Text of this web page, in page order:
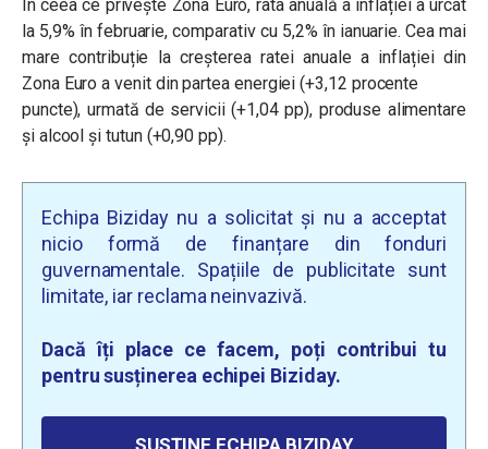
În ceea ce privește Zona Euro, rata anuală a inflației a urcat
la 5,9% în februarie, comparativ cu 5,2% în ianuarie. Cea mai
mare contribuție la creșterea ratei anuale a inflației din
Zona Euro a venit din partea energiei (+3,12 procente
puncte), urmată de servicii (+1,04 pp), produse alimentare
și alcool și tutun (+0,90 pp).
Echipa Biziday nu a solicitat și nu a acceptat
nicio formă de finanțare din fonduri
guvernamentale. Spațiile de publicitate sunt
limitate, iar reclama neinvazivă.
Dacă îți place ce facem, poți contribui tu
pentru susținerea echipei Biziday.
SUSȚINE ECHIPA BIZIDAY